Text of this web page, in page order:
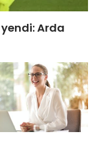
Arda